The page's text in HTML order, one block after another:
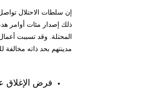
إن سلطات الاحتلال
المحتلة. وقد تسببت
مدينتهم بحد ذاته مخالفة
فرض الإغلاق